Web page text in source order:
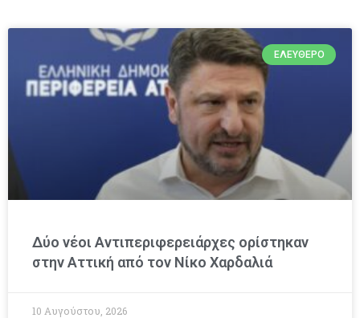
ΕΛΕΎΘΕΡΟ
Δύο νέοι Αντιπεριφερειάρχες ορίστηκαν
στην Αττική από τον Νίκο Χαρδαλιά
10 Αυγούστου, 2026